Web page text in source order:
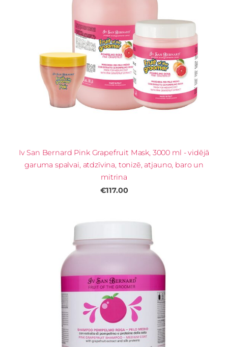
Iv San Bernard Pink Grapefruit Mask, 3000 ml - vidējā
garuma spalvai, atdzīvina, tonizē, atjauno, baro un
mitrina
€117.00